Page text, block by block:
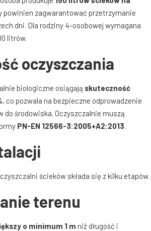
powinien zagwarantować przetrzymanie
dni. Dla rodziny 4-osobowej wymagana
litrów.
oczyszczania
biologiczne osiągają skuteczność
, co pozwala na bezpieczne odprowadzenie
do środowiska. Oczyszczalnie muszą
PN-EN 12566-3:2005+A2:2013.
ścieków składa się z kilku etapów.
terenu
o minimum 1 m niż długość i